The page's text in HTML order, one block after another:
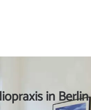
in Berlin